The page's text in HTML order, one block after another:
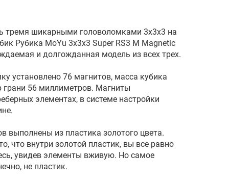
тремя шикарными головоломками 3х3х3 на
Рубика MoYu 3x3x3 Super RS3 M Magnetic
и долгожданная модель из всех трех.
установлено 76 магнитов, масса кубика
грани 56 миллиметров. Магниты
элементах, в системе настройки
выполнены из пластика золотого цвета.
что внутри золотой пластик, вы все равно
увидев элементы вживую. Но самое
не пластик.